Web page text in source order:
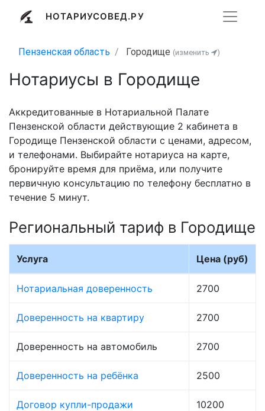
НОТАРИУСОВЕД.РУ
Пензенская область Городище (изменить )
Нотариусы в Городище
Аккредитованные в Нотариальной Палате
Пензенской области действующие 2 кабинета в
Городище Пензенской области с ценами, адресом,
и телефонами. Выбирайте нотариуса на карте,
бронируйте время для приёма, или получите
первичную консультацию по телефону бесплатно в
течение 5 минут.
Региональный тариф в Городище
Услуга Цена (руб)
Нотариальная доверенность 2700
Доверенность на квартиру 2700
Доверенность на автомобиль 2700
Доверенность на ребёнка 2500
Договор купли-продажи 10200